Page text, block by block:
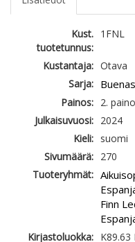
Kust.
tuotetunnus:
1FNL
Kustantaja: Otava
Sarja:
Painos: 2.
Julkaisuvuosi: 2024
Kieli: suomi
Sivumäärä: 270
Tuoteryhmät:
Finn
Kirjastoluokka: K89.63